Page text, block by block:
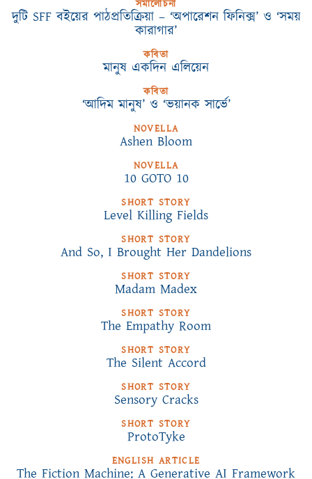
সমালোচনা
দুটি SFF বইয়ের পাঠপ্রতিক্রিয়া – ‘অপারেশন ফিনিক্স’ ও ‘সময়
কারাগার’
কবিতা
মানুষ একদিন এলিয়েন
কবিতা
‘আদিম মানুষ’ ও ‘ভয়ানক সার্ভে’
NOVELLA
Ashen Bloom
NOVELLA
10 GOTO 10
SHORT STORY
Level Killing Fields
SHORT STORY
And So, I Brought Her Dandelions
SHORT STORY
Madam Madex
SHORT STORY
The Empathy Room
SHORT STORY
The Silent Accord
SHORT STORY
Sensory Cracks
SHORT STORY
ProtoTyke
ENGLISH ARTICLE
The Fiction Machine: A Generative AI Framework